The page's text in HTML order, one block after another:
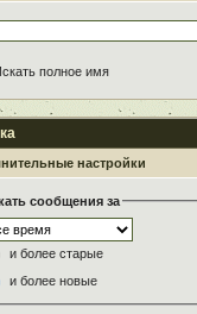
полное имя
настройки
сообщения за
и более старые
и более новые